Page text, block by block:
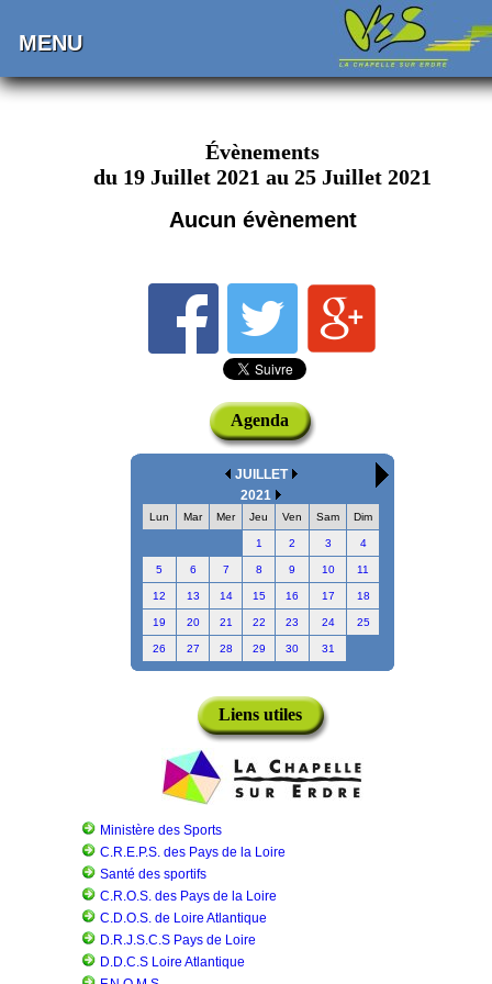
MENU
Évènements
du 19 Juillet 2021 au 25 Juillet 2021
Aucun évènement
Agenda
JUILLET
2021
Lun Mar Mer Jeu Ven Sam Dim
1 2 3 4
5 6 7 8 9 10 11
12 13 14 15 16 17 18
19 20 21 22 23 24 25
26 27 28 29 30 31
Liens utiles
Ministère des Sports
C.R.E.P.S. des Pays de la Loire
Santé des sportifs
C.R.O.S. des Pays de la Loire
C.D.O.S. de Loire Atlantique
D.R.J.S.C.S Pays de Loire
D.D.C.S Loire Atlantique